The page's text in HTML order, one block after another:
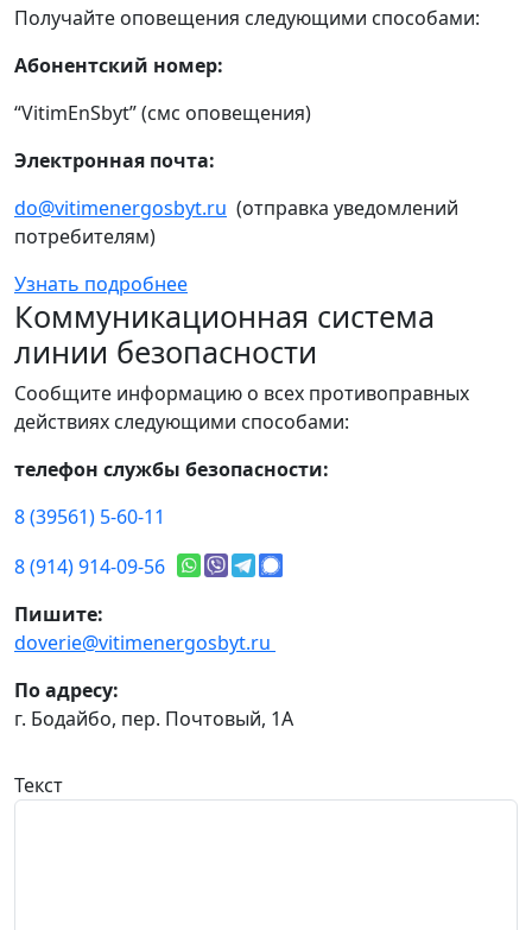
Получайте оповещения следующими способами:
Абонентский номер:
“VitimEnSbyt” (смс оповещения)
Электронная почта:
do@vitimenergosbyt.ru (отправка уведомлений
потребителям)
Узнать подробнее
Коммуникационная система
линии безопасности
Сообщите информацию о всех противоправных
действиях следующими способами:
телефон службы безопасности:
8 (39561) 5-60-11
8 (914) 914-09-56
Пишите:
doverie@vitimenergosbyt.ru
По адресу:
г. Бодайбо, пер. Почтовый, 1А
Текст